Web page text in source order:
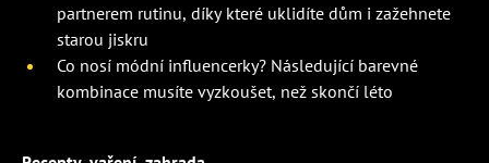
partnerem rutinu, díky které uklidíte dům i zažehnete
starou jiskru
Co nosí módní influencerky? Následující barevné
kombinace musíte vyzkoušet, než skončí léto